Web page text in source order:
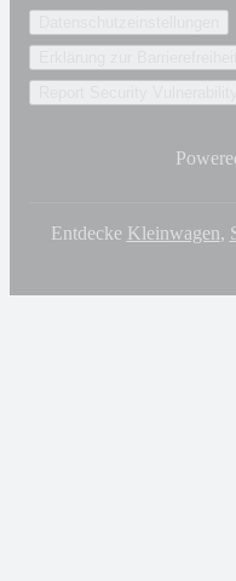
Entdecke Kleinwagen,